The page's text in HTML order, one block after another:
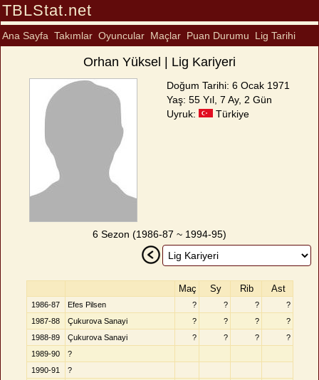
TBLStat.net
Ana Sayfa Takımlar Oyuncular Maçlar Puan Durumu Lig Tarihi
Orhan Yüksel | Lig Kariyeri
Doğum Tarihi: 6 Ocak 1971
Yaş: 55 Yıl, 7 Ay, 2 Gün
Uyruk:
Türkiye
6 Sezon (1986-87 ~ 1994-95)
Maç Sy Rib Ast
1986-87 Efes Pilsen ? ? ?
?
1987-88
Çukurova Sanayi ? ? ?
?
1988-89
Çukurova Sanayi ? ? ?
?
1989-90
?
1990-91
?